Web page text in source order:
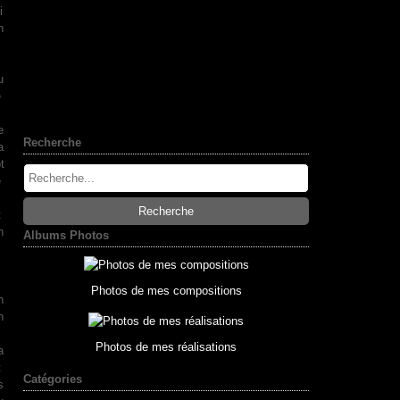
Recherche
Albums Photos
Photos de mes compositions
Photos de mes réalisations
Catégories